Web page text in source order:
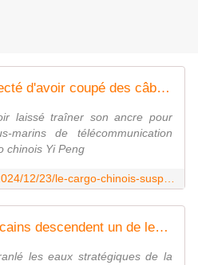
Le cargo chinois suspecté d'avoir coupé des câbles sous-marins est en route vers les eaux françaises ou britanniques - Zone Militaire
laissé traîner son ancre pour
marins de télécommunication
chinois Yi Peng
Mer Rouge : les Américains descendent un de leurs avions
les eaux stratégiques de la